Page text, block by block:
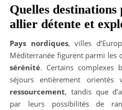
Quelles
allier détente et
Pays nordiques, villes
Méditerranée figurent parmi les
sérénité. Certains complexes
séjours entièrement
ressourcement, tandis que
par leurs possibilités de